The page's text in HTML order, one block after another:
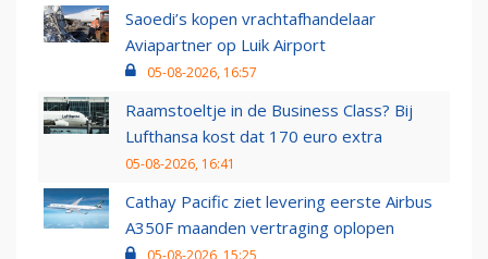
Saoedi’s kopen vrachtafhandelaar
Aviapartner op Luik Airport
05-08-2026, 16:57
Raamstoeltje in de Business Class? Bij
Lufthansa kost dat 170 euro extra
05-08-2026, 16:41
Cathay Pacific ziet levering eerste Airbus
A350F maanden vertraging oplopen
05-08-2026, 15:25